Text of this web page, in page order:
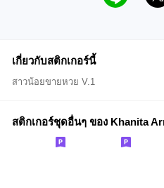
เกี่ยวกับสติกเกอร์นี้
สาวน้อยขายหวย V.1
สติกเกอร์ชุดอื่นๆ ของ Khanita